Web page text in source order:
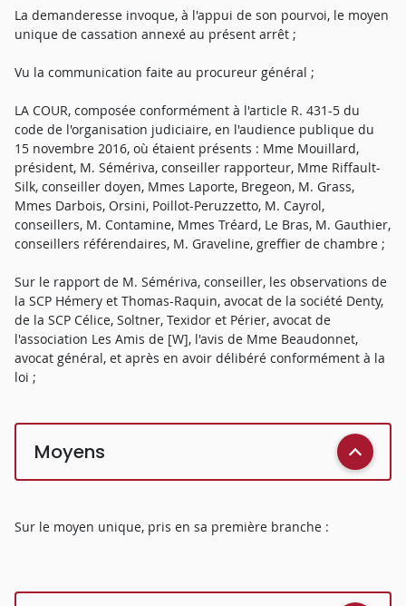
La demanderesse invoque, à l'appui de son pourvoi, le moyen
unique de cassation annexé au présent arrêt ;
Vu la communication faite au procureur général ;
LA COUR, composée conformément à l'article R. 431-5 du
code de l'organisation judiciaire, en l'audience publique du
15 novembre 2016, où étaient présents : Mme Mouillard,
président, M. Sémériva, conseiller rapporteur, Mme Riffault-
Silk, conseiller doyen, Mmes Laporte, Bregeon, M. Grass,
Mmes Darbois, Orsini, Poillot-Peruzzetto, M. Cayrol,
conseillers, M. Contamine, Mmes Tréard, Le Bras, M. Gauthier,
conseillers référendaires, M. Graveline, greffier de chambre ;
Sur le rapport de M. Sémériva, conseiller, les observations de
la SCP Hémery et Thomas-Raquin, avocat de la société Denty,
de la SCP Célice, Soltner, Texidor et Périer, avocat de
l'association Les Amis de [W], l'avis de Mme Beaudonnet,
avocat général, et après en avoir délibéré conformément à la
loi ;
Moyens
Sur le moyen unique, pris en sa première branche :